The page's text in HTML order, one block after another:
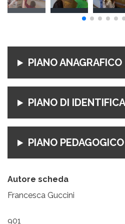
PIANO ANAGRAFICO
PIANO DI
PIANO PEDAGOGICO
Autore scheda
Francesca Guccini
901